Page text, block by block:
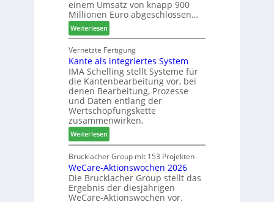
s
s
e
f
f
i
n
:
N
e
u
e
r
G
e
s
c
h
ä
f
s
f
ü
h
einem Umsatz von knapp 900
Millionen Euro abgeschlossen…
Weiterlesen:
S
C
M
z
i
e
h
t
B
i
l
a
n
z
i
Vernetzte Fertigung
Kante als integriertes System
IMA Schelling stellt Systeme für
die Kantenbearbeitung vor, bei
denen Bearbeitung, Prozesse
und Daten entlang der
Wertschöpfungskette
zusammenwirken.
Weiterlesen:
K
a
n
t
e
a
Brucklacher Group mit 153 Projekten
WeCare-Aktionswochen 2026
Die Brucklacher Group stellt das
Ergebnis der diesjährigen
WeCare-Aktionswochen vor.